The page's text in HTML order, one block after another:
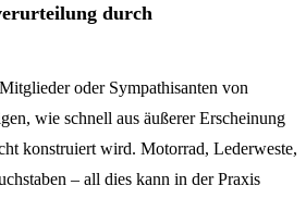
durch
oder Sympathisanten von
wie schnell aus äußerer Erscheinung
konstruiert wird. Motorrad, Lederweste,
– all dies kann in der Praxis